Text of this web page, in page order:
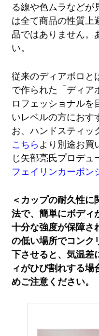
る線や色ムラなどが
は全て商品の性質上
品ではありません。
い。
従来のディアボロと
で作られた「ディア
ロフェッショナルを
いレベルの方におす
お、ハンドスティッ
こちら より別途お買
じ矢部亮氏プロデュ
フェイリンカーボン
＜カップの耐久性
法で、簡単にボディ
十分な強度が保障さ
の低い場所でコンク
下させると、気温差
ィがひび割れする場
めご注意ください。